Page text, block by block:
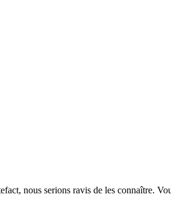
nous serions ravis de les connaître.